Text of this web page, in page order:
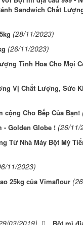
Sandwich Chất
(28/11/2023)
(26/11/2023)
Tinh Hoa Cho Mọi
Vị Chất Lượng, Sức
cộng Cho Bếp Của Bạn!
- Golden Globe ! (26/11/
Từ Nhà Máy Bột Mỳ
11/2023)
25kg của Vimaflour